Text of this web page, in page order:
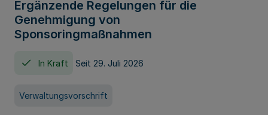
Ergänzende Regelungen für die
Genehmigung von
Sponsoringmaßnahmen
In Kraft Seit 29. Juli 2026
Verwaltungsvorschrift